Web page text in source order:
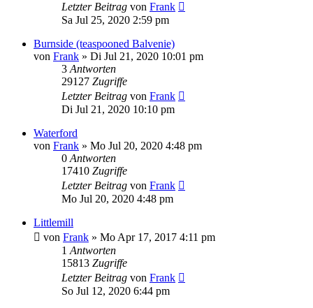
Letzter Beitrag von Frank
Sa Jul 25, 2020 2:59 pm
Burnside (teaspooned Balvenie)
von Frank » Di Jul 21, 2020 10:01 pm
3Antworten
29127 Zugriffe
Letzter Beitrag von Frank
Di Jul 21, 2020 10:10 pm
Waterford
von Frank » Mo Jul 20, 2020 4:48 pm
0Antworten
17410 Zugriffe
Letzter Beitrag von Frank
Mo Jul 20, 2020 4:48 pm
Littlemill
von Frank » Mo Apr 17, 2017 4:11 pm
1Antworten
15813 Zugriffe
Letzter Beitrag von Frank
So Jul 12, 2020 6:44 pm